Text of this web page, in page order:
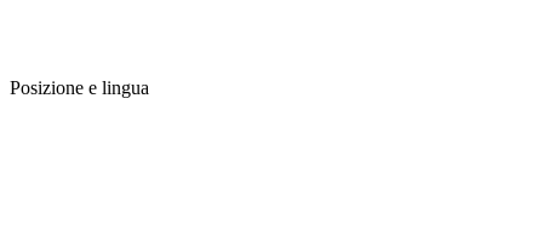
Posizione e lingua